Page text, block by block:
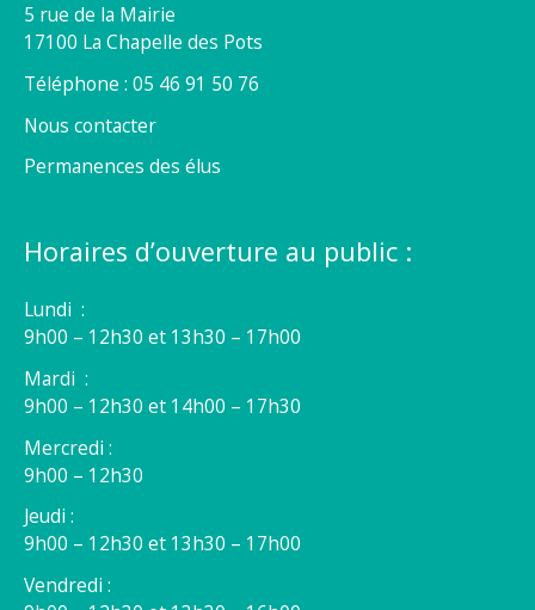
5 rue de la Mairie
17100 La Chapelle des Pots
Téléphone : 05 46 91 50 76
Nous contacter
Permanences des élus
Horaires d’ouverture au public :
Lundi :
9h00 – 12h30 et 13h30 – 17h00
Mardi :
9h00 – 12h30 et 14h00 – 17h30
Mercredi :
9h00 – 12h30
Jeudi :
9h00 – 12h30 et 13h30 – 17h00
Vendredi :